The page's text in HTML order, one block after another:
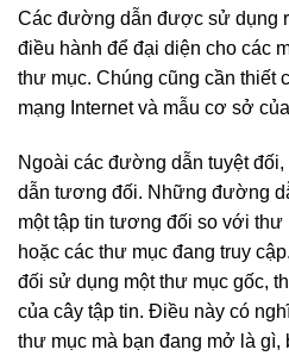
Các đường dẫn được sử dụng
điều hành để đại diện cho các
thư mục. Chúng cũng cần thiết
mạng Internet và mẫu cơ sở
Ngoài các đường dẫn tuyệt
dẫn tương đối. Những đường
một tập tin tương đối so với thư
hoặc các thư mục đang truy
đối sử dụng một thư mục gốc,
của cây tập tin. Điều này có
thư mục mà bạn đang mở là gì,